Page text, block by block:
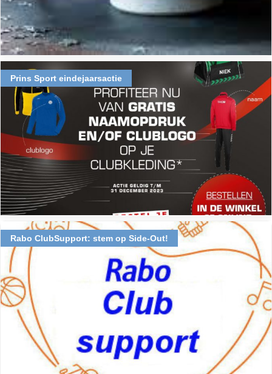
Prins Sport eindejaarsactie
Rabo ClubSupport: stem op Side-Out!